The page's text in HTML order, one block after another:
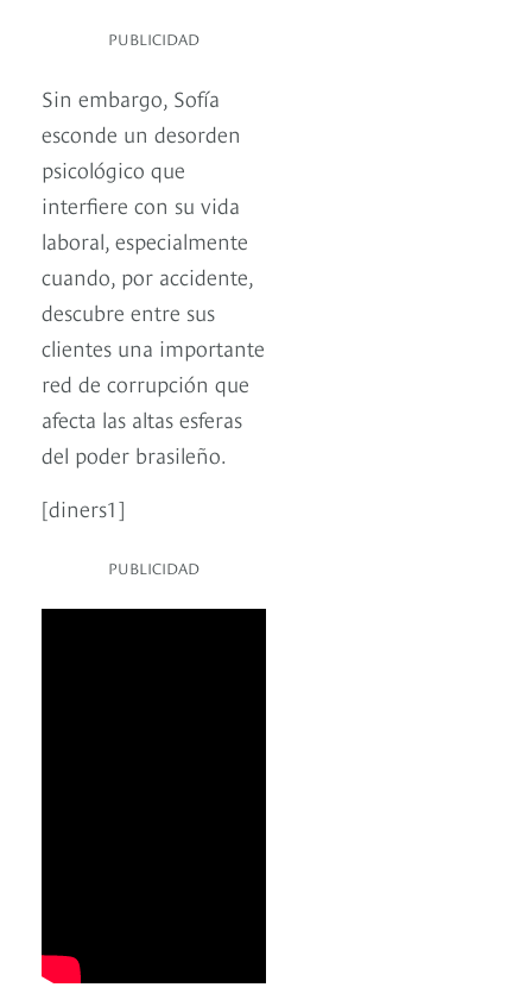
PUBLICIDAD
Sin embargo, Sofía
esconde un desorden
psicológico que
interfiere con su vida
laboral, especialmente
cuando, por accidente,
descubre entre sus
clientes una importante
red de corrupción que
afecta las altas esferas
del poder brasileño.
[diners1]
PUBLICIDAD